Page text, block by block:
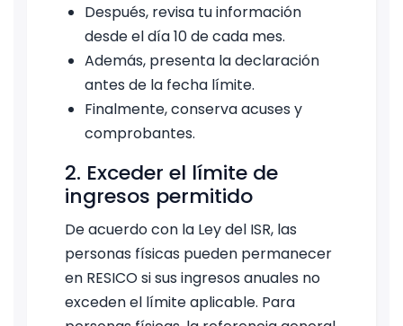
Después, revisa tu información
desde el día 10 de cada mes.
Además, presenta la declaración
antes de la fecha límite.
Finalmente, conserva acuses y
comprobantes.
2. Exceder el límite de
ingresos permitido
De acuerdo con la Ley del ISR, las
personas físicas pueden permanecer
en RESICO si sus ingresos anuales no
exceden el límite aplicable. Para